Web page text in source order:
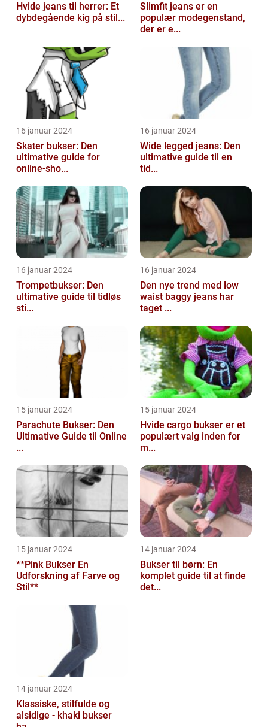
Hvide jeans til herrer: Et
dybdegående kig på stil...
Slimfit jeans er en
populær modegenstand,
der er e...
16 januar 2024
Skater bukser: Den
ultimative guide for
online-sho...
16 januar 2024
Wide legged jeans: Den
ultimative guide til en
tid...
16 januar 2024
Trompetbukser: Den
ultimative guide til tidløs
sti...
16 januar 2024
Den nye trend med low
waist baggy jeans har
taget ...
15 januar 2024
Parachute Bukser: Den
Ultimative Guide til Online
...
15 januar 2024
Hvide cargo bukser er et
populært valg inden for
m...
15 januar 2024
**Pink Bukser En
Udforskning af Farve og
Stil**
14 januar 2024
Bukser til børn: En
komplet guide til at finde
det...
14 januar 2024
Klassiske, stilfulde og
alsidige - khaki bukser